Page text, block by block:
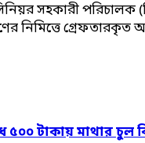
সহকারী পরিচালক
নিমিত্তে গ্রেফতারকৃত
টাকায় মাথার চুল